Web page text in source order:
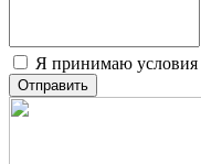
Я принимаю условия
Отправить